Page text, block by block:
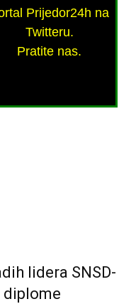
Prijedor24h na
Twitteru.
Pratite nas.
lidera SNSD-
diplome